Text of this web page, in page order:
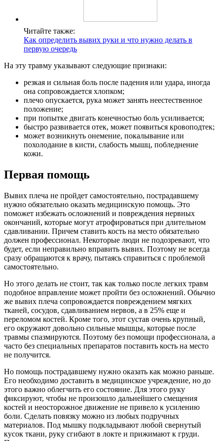
Читайте также:
Как определить вывих руки и что нужно делать в
первую очередь
На эту травму указывают следующие признаки:
резкая и сильная боль после падения или удара, иногда
она сопровождается хлопком;
плечо опускается, рука может занять неестественное
положение;
при попытке двигать конечностью боль усиливается;
быстро развивается отек, может появиться кровоподтек;
может возникнуть онемение, покалывание или
похолодание в кисти, слабость мышц, побледнение
кожи.
Первая помощь
Вывих плеча не пройдет самостоятельно, пострадавшему
нужно обязательно оказать медицинскую помощь. Это
поможет избежать осложнений и повреждения нервных
окончаний, которые могут атрофироваться при длительном
сдавливании. Причем ставить кость на место обязательно
должен профессионал. Некоторые люди не подозревают, что
будет, если неправильно вправить вывих. Поэтому не всегда
сразу обращаются к врачу, пытаясь справиться с проблемой
самостоятельно.
Но этого делать не стоит, так как только после легких травм
подобное вправление может пройти без осложнений. Обычно
же вывих плеча сопровождается повреждением мягких
тканей, сосудов, сдавливанием нервов, а в 25% еще и
переломом костей. Кроме того, этот сустав очень крупный,
его окружают довольно сильные мышцы, которые после
травмы спазмируются. Поэтому без помощи профессионала, а
часто без специальных препаратов поставить кость на место
не получится.
Но помощь пострадавшему нужно оказать как можно раньше.
Его необходимо доставить в медицинское учреждение, но до
этого важно облегчить его состояние. Для этого руку
фиксируют, чтобы не произошло дальнейшего смещения
костей и неосторожное движение не привело к усилению
боли. Сделать повязку можно из любых подручных
материалов. Под мышку подкладывают любой свернутый
кусок ткани, руку сгибают в локте и прижимают к груди.